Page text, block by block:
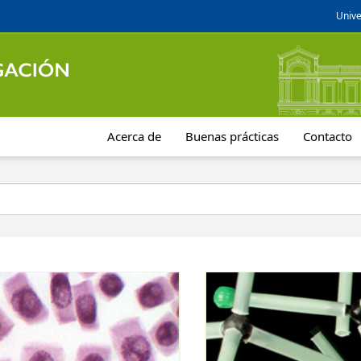
Acerca de Buenas prácticas Contacto